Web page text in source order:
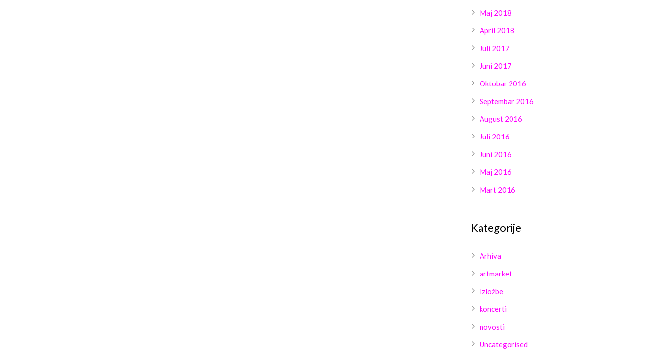
Maj 2018
April 2018
Juli 2017
Juni 2017
Oktobar 2016
Septembar 2016
August 2016
Juli 2016
Juni 2016
Maj 2016
Mart 2016
Kategorije
Arhiva
artmarket
Izložbe
koncerti
novosti
Uncategorised